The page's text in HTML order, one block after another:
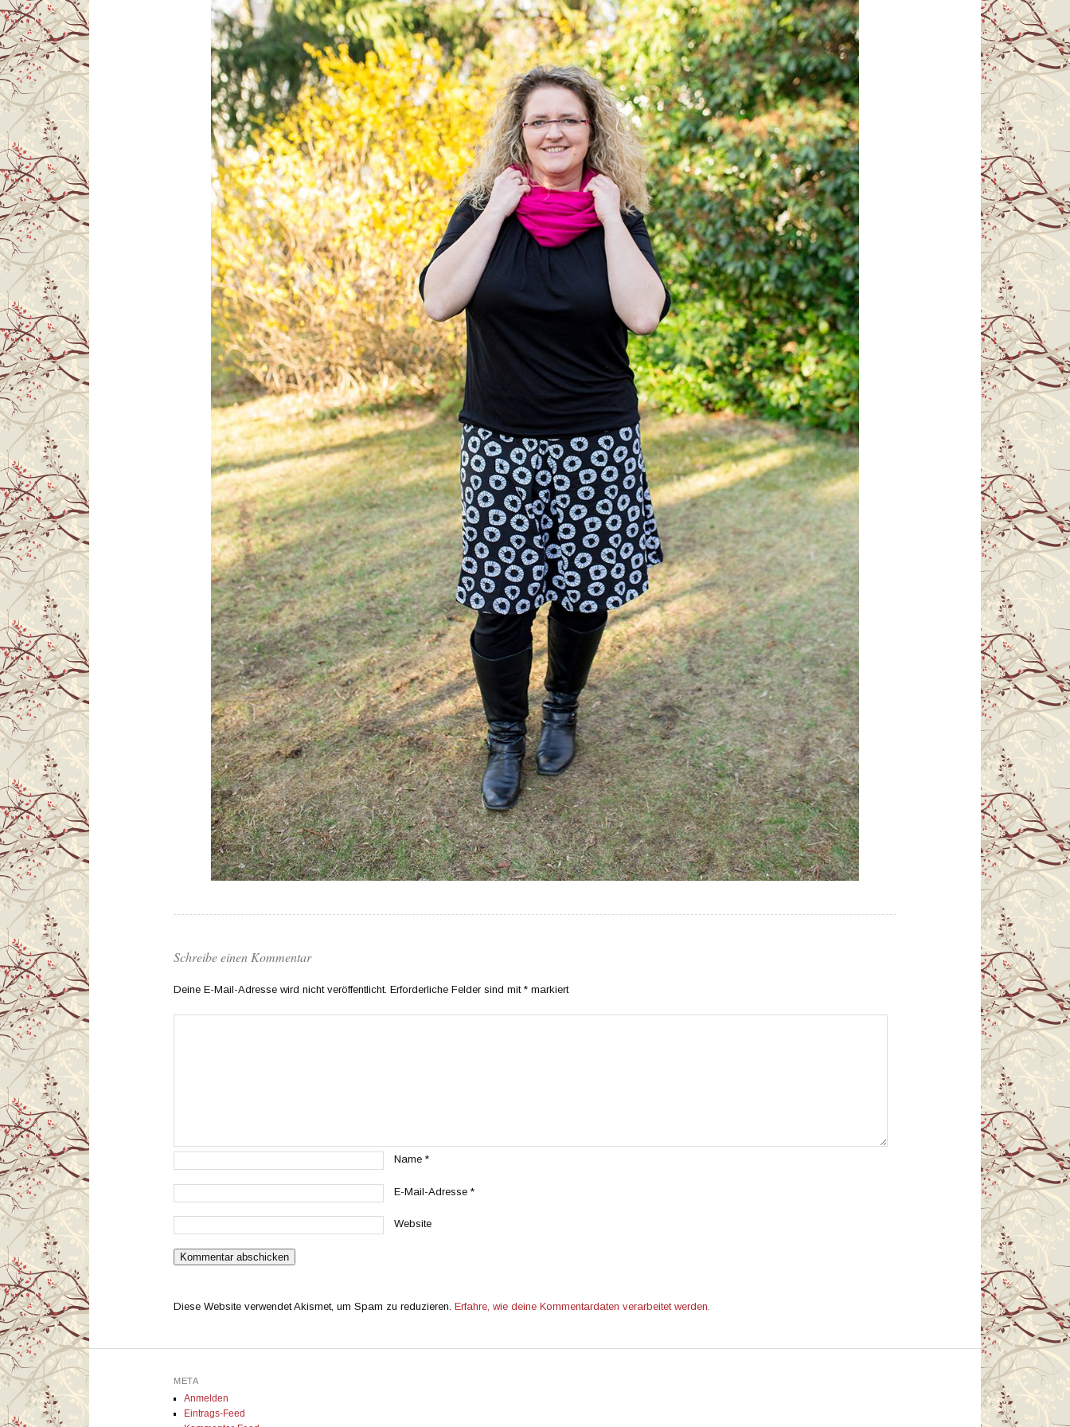
Schreibe einen Kommentar
Deine E-Mail-Adresse wird nicht veröffentlicht. Erforderliche Felder sind mit * markiert
Name *
E-Mail-Adresse *
Website
Diese Website verwendet Akismet, um Spam zu reduzieren. Erfahre, wie deine Kommentardaten verarbeitet werden.
META
Anmelden
Eintrags-Feed